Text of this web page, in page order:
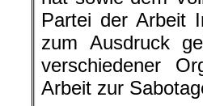
Partei der Arbeit
zum Ausdruck
verschiedener
Arbeit zur